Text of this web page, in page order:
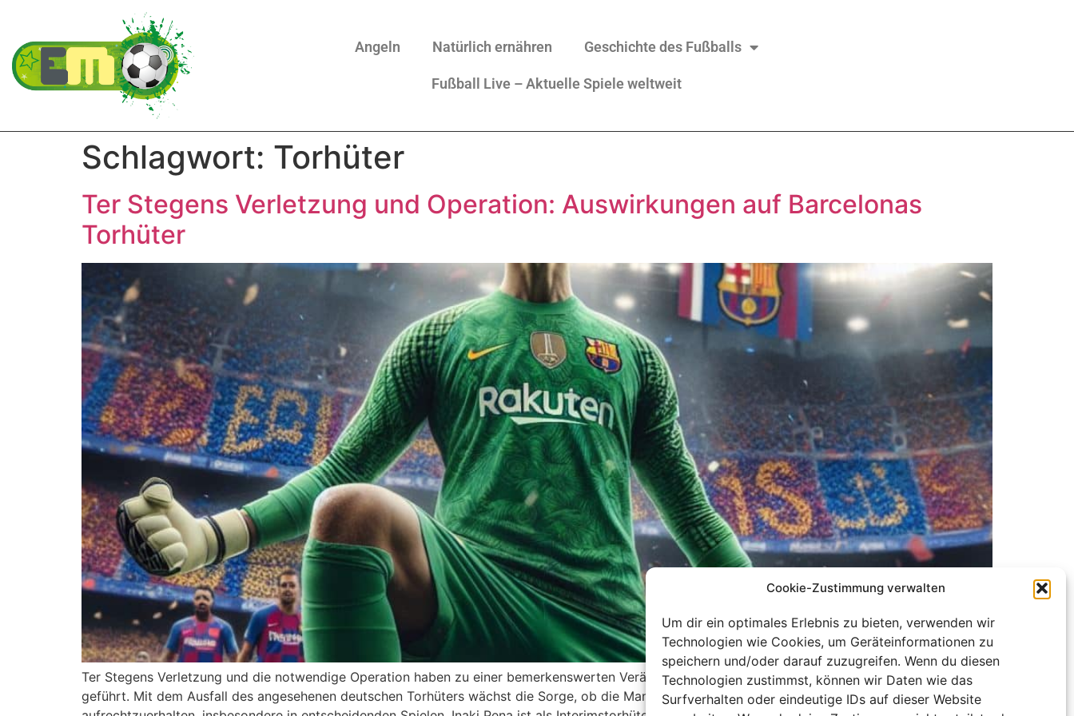
Cookie-Zustimmung verwalten
Um dir ein optimales Erlebnis zu bieten, verwenden wir
Technologien wie Cookies, um Geräteinformationen zu
speichern und/oder darauf zuzugreifen. Wenn du diesen
Technologien zustimmst, können wir Daten wie das
Surfverhalten oder eindeutige IDs auf dieser Website
Angeln Natürlich ernähren Geschichte des Fußballs
Fußball Live – Aktuelle Spiele weltweit
Schlagwort: Torhüter
Ter Stegens Verletzung und Operation: Auswirkungen auf Barcelonas
Torhüter
Ter Stegens Verletzung und die notwendige Operation haben zu einer bemerkenswerten Veränderung in der Torhütersituation des FC Barcelona
geführt. Mit dem Ausfall des angesehenen deutschen Torhüters wächst die Sorge, ob die Mannschaft in der Lage ist, eine solide Abwehr